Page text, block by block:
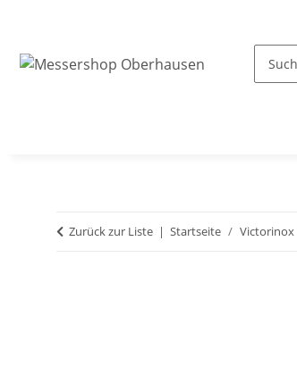
Zurück zur Liste Startseite Victorinox